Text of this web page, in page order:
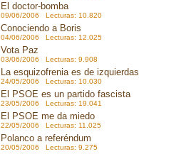
El doctor-bomba
09/06/2006 Lecturas: 10.820
Conociendo a Boris
04/06/2006 Lecturas: 12.025
Vota Paz
03/06/2006 Lecturas: 9.908
La esquizofrenia es de izquierdas
24/05/2006 Lecturas: 10.030
El PSOE es un partido fascista
23/05/2006 Lecturas: 19.041
El PSOE me da miedo
22/05/2006 Lecturas: 11.025
Polanco a referéndum
20/05/2006 Lecturas: 9.275